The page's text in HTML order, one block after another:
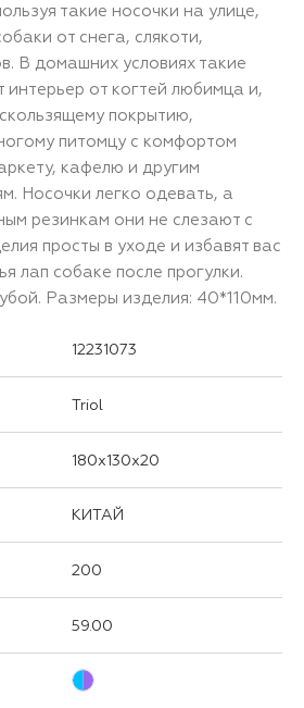
такие носочки на улице,
от снега, слякоти,
В домашних условиях такие
от когтей любимца и,
покрытию,
питомцу с комфортом
кафелю и другим
Носочки легко одевать, а
резинкам они не слезают с
просты в уходе и избавят вас
лап собаке после прогулки.
Размеры изделия: 40*110мм.
12231073
Triol
180x130x20
КИТАЙ
200
59.00